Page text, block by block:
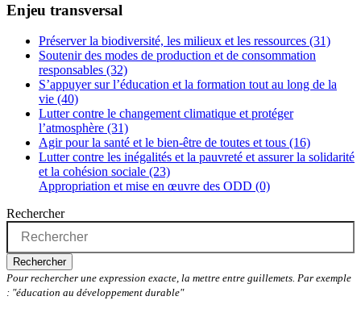
Enjeu transversal
Préserver la biodiversité, les milieux et les ressources (31)
Soutenir des modes de production et de consommation
responsables (32)
S’appuyer sur l’éducation et la formation tout au long de la
vie (40)
Lutter contre le changement climatique et protéger
l’atmosphère (31)
Agir pour la santé et le bien-être de toutes et tous (16)
Lutter contre les inégalités et la pauvreté et assurer la solidarité
et la cohésion sociale (23)
Appropriation et mise en œuvre des ODD (0)
Rechercher
Rechercher
Pour rechercher une expression exacte, la mettre entre guillemets. Par exemple
: "éducation au développement durable"